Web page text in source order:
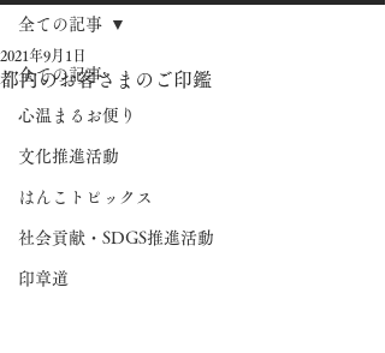
全ての記事
心温まるお便り
文化推進活動
はんこトピックス
社会貢献・SDGS推進活動
印章道
全ての記事
都内のお客さまのご印鑑
2021年9月1日